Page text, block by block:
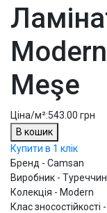
Meşe
Ціна/м²:543.00 грн
В кошик
Купити в 1 клік
Бренд - Camsan
Виробник -
Колекція - Modern
Клас зносостійкості